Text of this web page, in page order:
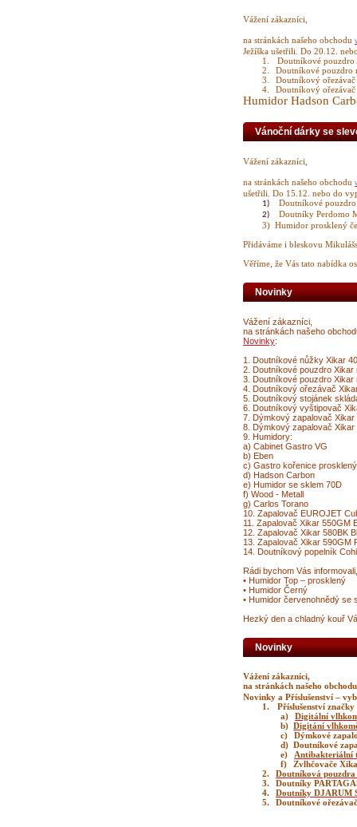
Vážení zákazníci,
na stránkách našeho obchodu
Ježíška ušetřili. Do 20.12.
1.
Doutníkové pouzdro
2.
Doutníkové pouzdro
3.
Doutníkový
4.
Doutníkový
Humidor Hadson
Vánoční dárky se
Vážení zákazníci,
na stránkách našeho obchodu
ušetřili. Do 15.12. nebo do
1) Doutníkové pouzdro
2)
Doutníky Perdomo
3) Humidor prosklený
Přidáváme i bleskovu
Věříme, že Vás tato nabídka
Novinky
Vážení zákazníci,
na stránkách našeho
Novinky:
1. Doutníkové nůžky Xikar
2. Doutníkové pouzdro Xikar
3. Doutníkové pouzdro
4. Doutníkový ořezávač
5. Doutníkový stojánek
6. Doutníkový vyštipovač
7. Dýmkový zapalovač Xikar
8. Dýmkový zapalovač
9. Humidory:
a) Cabinet Gastro VG
b) Eben
c) Gastro kořenice prosklený
d) Hadson Carbon
e) Humidor se sklem 70D
f) Wood - Metall
g) Carlos Torano
10. Zapalovač EUROJET
11. Zapalovač Xikar 550GM
12. Zapalovač Xikar 580BK
13. Zapalovač Xikar 590GM
14. Doutníkový popelník
Rádi bychom Vás
• Humidor Top – prosklený
• Humidor Černý
• Humidor červenohnědý se
Hezký den a chladný kouř
Novinky
Vážení zákazníci,
na stránkách našeho
Novinky a Příslušenství –
1.
Příslušenství
a)
Digitální
b) Digitání
c)
Dýmkové
d) Doutníkové
e)
Antibakteriální
f)
Zvlhčovače
2.
Doutníková pouzdra
3.
Doutníky
4.
Doutníky DJARUM
5.
Doutníkové